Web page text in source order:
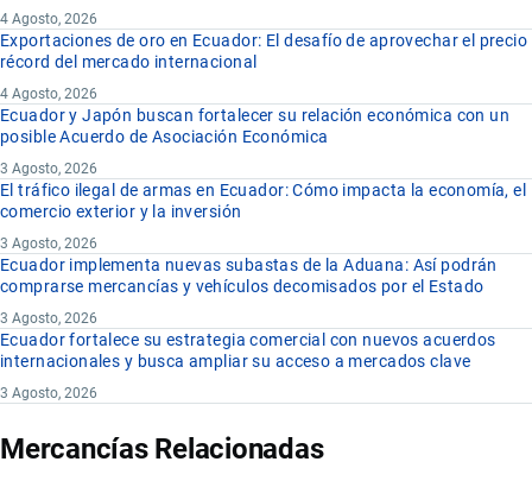
4 Agosto, 2026
Exportaciones de oro en Ecuador: El desafío de aprovechar el precio
récord del mercado internacional
4 Agosto, 2026
Ecuador y Japón buscan fortalecer su relación económica con un
posible Acuerdo de Asociación Económica
3 Agosto, 2026
El tráfico ilegal de armas en Ecuador: Cómo impacta la economía, el
comercio exterior y la inversión
3 Agosto, 2026
Ecuador implementa nuevas subastas de la Aduana: Así podrán
comprarse mercancías y vehículos decomisados por el Estado
3 Agosto, 2026
Ecuador fortalece su estrategia comercial con nuevos acuerdos
internacionales y busca ampliar su acceso a mercados clave
3 Agosto, 2026
Mercancías Relacionadas